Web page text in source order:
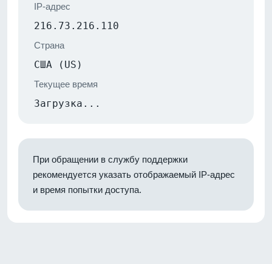
IP-адрес
216.73.216.110
Страна
США (US)
Текущее время
Загрузка...
При обращении в службу поддержки
рекомендуется указать отображаемый IP-адрес
и время попытки доступа.